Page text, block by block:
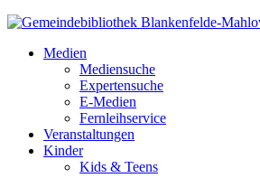
Medien
Mediensuche
Expertensuche
E-Medien
Fernleihservice
Veranstaltungen
Kinder
Kids & Teens